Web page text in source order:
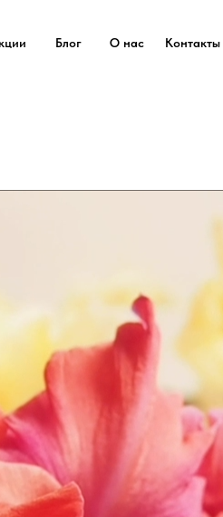
Блог О нас Контакты